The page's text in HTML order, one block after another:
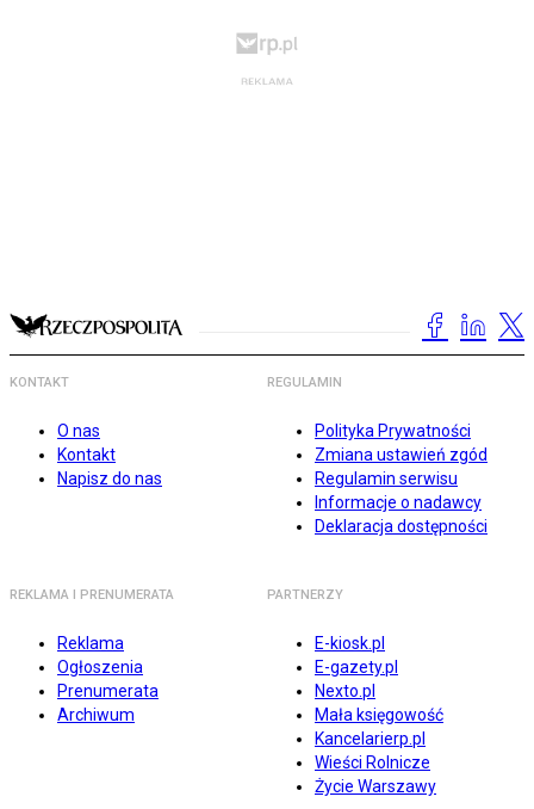
KONTAKT
O nas
Kontakt
Napisz do nas
REGULAMIN
Polityka Prywatności
Zmiana ustawień zgód
Regulamin serwisu
Informacje o nadawcy
Deklaracja dostępności
REKLAMA I PRENUMERATA
Reklama
Ogłoszenia
Prenumerata
Archiwum
PARTNERZY
E-kiosk.pl
E-gazety.pl
Nexto.pl
Mała księgowość
Kancelarierp.pl
Wieści Rolnicze
Życie Warszawy